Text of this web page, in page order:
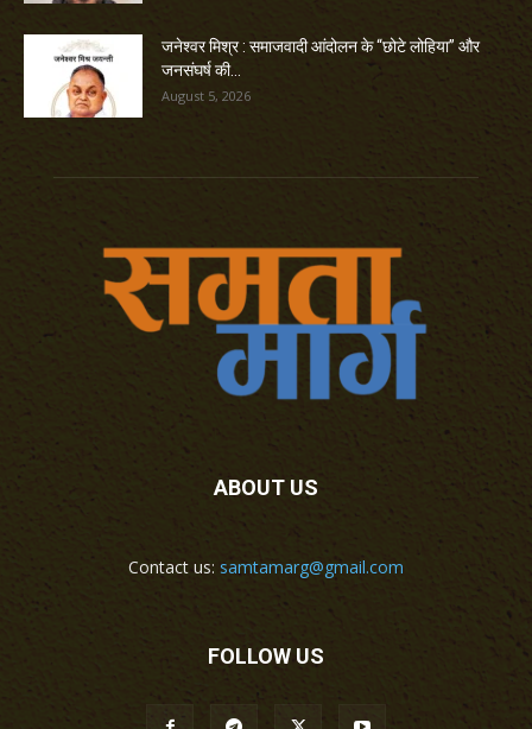
जनेश्वर मिश्र : समाजवादी आंदोलन के “छोटे लोहिया” और
जनसंघर्ष की...
August 5, 2026
ABOUT US
Contact us: samtamarg@gmail.com
FOLLOW US